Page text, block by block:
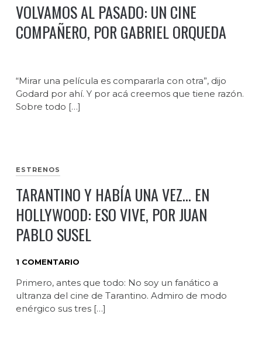
VOLVAMOS AL PASADO: UN CINE
COMPAÑERO, POR GABRIEL ORQUEDA
“Mirar una película es compararla con otra”, dijo
Godard por ahí. Y por acá creemos que tiene razón.
Sobre todo […]
ESTRENOS
TARANTINO Y HABÍA UNA VEZ… EN
HOLLYWOOD: ESO VIVE, POR JUAN
PABLO SUSEL
1 COMENTARIO
Primero, antes que todo: No soy un fanático a
ultranza del cine de Tarantino. Admiro de modo
enérgico sus tres […]